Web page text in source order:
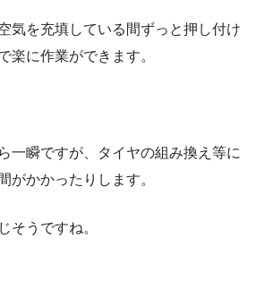
気を充填している間ずっと押し付け
楽に作業ができます。
一瞬ですが、タイヤの組み換え等に
がかかったりします。
そうですね。